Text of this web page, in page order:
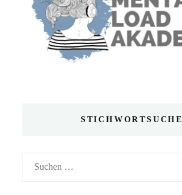
STICHWORTSUCHE
Suchen
nach: